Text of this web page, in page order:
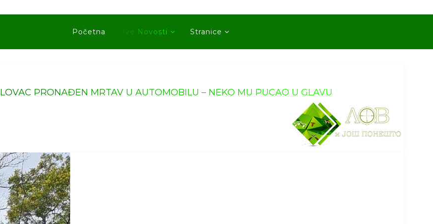
Početna Sve Novosti Stranice
LOVAC PRONAĐEN MRTAV U AUTOMOBILU – NEKO MU PUCAO U GLAVU